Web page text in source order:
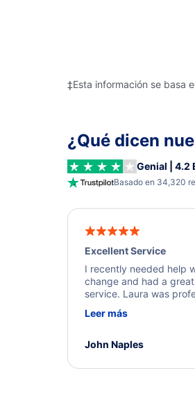
‡Esta información se basa
¿Qué dicen
Genial | 4.2
Basado en 34,320
Excellent Service
I recently needed help
change and had a
service. Laura was
a solution and kept me
Leer más
John Naples